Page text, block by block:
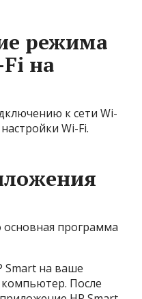
режима
на
к сети Wi-
Wi-Fi.
программа
Smart на ваше
После